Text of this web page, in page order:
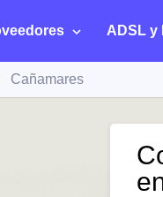
ADSL y
Cañamares